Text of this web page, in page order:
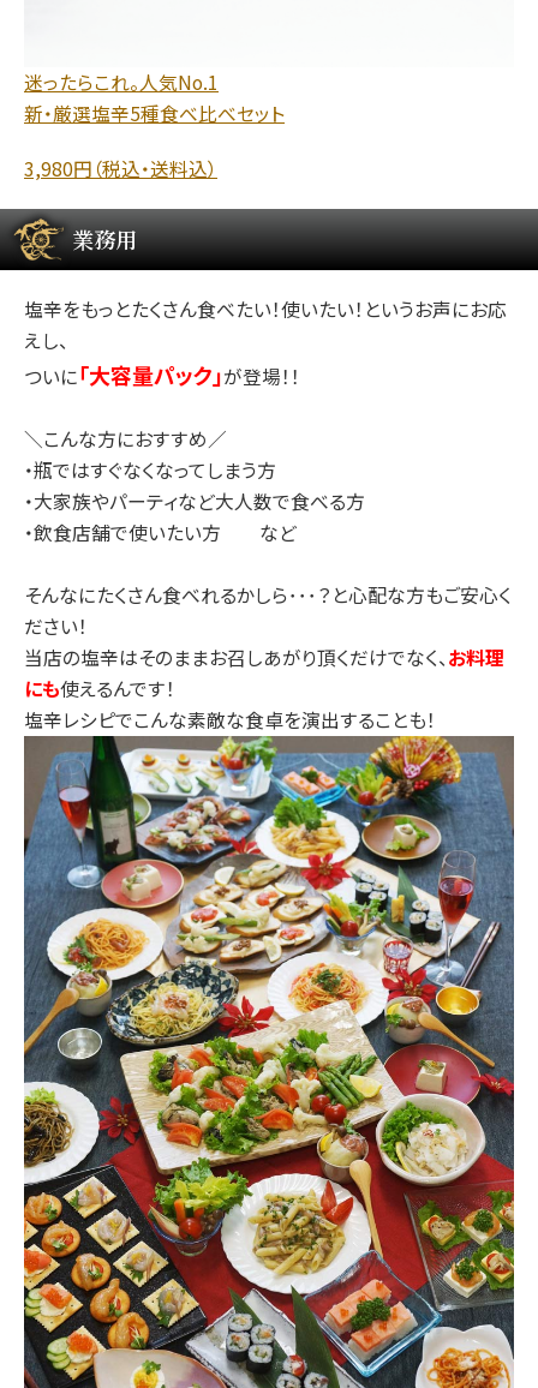
迷ったらこれ。人気No.1
新・厳選塩辛5種食べ比べセット
3,980円（税込・送料込）
業務用
塩辛をもっとたくさん食べたい！使いたい！というお声にお応
えし、
ついに「大容量パック」が登場！！
＼こんな方におすすめ／
・瓶ではすぐなくなってしまう方
・大家族やパーティなど大人数で食べる方
・飲食店舗で使いたい方 など
そんなにたくさん食べれるかしら･･･？と心配な方もご安心く
ださい！
当店の塩辛はそのままお召しあがり頂くだけでなく、お料理
にも使えるんです！
塩辛レシピでこんな素敵な食卓を演出することも！